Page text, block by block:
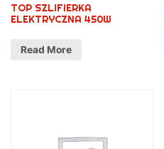
TOP SZLIFIERKA
ELEKTRYCZNA 450W
Read More